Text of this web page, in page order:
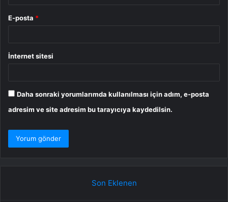
E-posta *
İnternet sitesi
Daha sonraki yorumlarımda kullanılması için adım, e-posta
adresim ve site adresim bu tarayıcıya kaydedilsin.
Son Eklenen